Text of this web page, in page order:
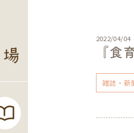
2022/04/04
『食
雑誌・新